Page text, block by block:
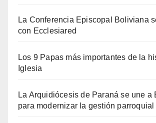
La Conferencia Episcopal Boliviana
con Ecclesiared
Los 9 Papas más importantes de la
Iglesia
La Arquidiócesis de Paraná se une a
para modernizar la gestión